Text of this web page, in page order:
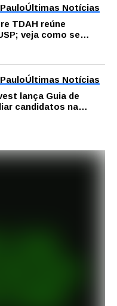
Últimas Notícias
TDAH reúne
veja como se
Últimas Notícias
lança Guia de
candidatos na